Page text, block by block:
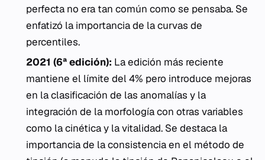
perfecta no era tan común como se pensaba. Se
enfatizó la importancia de la curvas de
percentiles.
2021 (6ª edición): La edición más reciente
mantiene el límite del 4% pero introduce mejoras
en la clasificación de las anomalías y la
integración de la morfología con otras variables
como la cinética y la vitalidad. Se destaca la
importancia de la consistencia en el método de